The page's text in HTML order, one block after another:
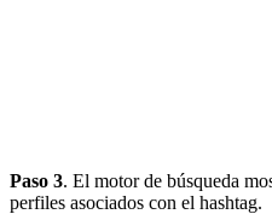
Paso 3. El motor de búsqueda
perfiles asociados con el hashtag.